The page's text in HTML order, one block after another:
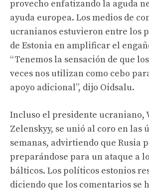
provecho enfatizando la aguda
ayuda europea. Los medios de
ucranianos estuvieron entre los
de Estonia en amplificar el
“Tenemos la sensación de que
veces nos utilizan como cebo
apoyo adicional”, dijo Oidsalu.
Incluso el presidente ucraniano,
Zelenskyy, se unió al coro en las
semanas, advirtiendo que Rusia
preparándose para un ataque a
bálticos. Los políticos estonios
diciendo que los comentarios se